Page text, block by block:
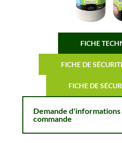
FICHE
FICHE DE
FICHE DE
Demande d'informations
commande